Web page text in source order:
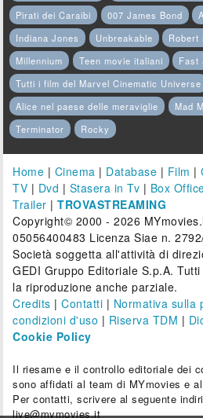
Pirati dei Caraibi
007 James Bond
Indiana Jones
Unbreakable Robert
Millennium
Teen movie italiani
Fast
Tutti i film del Marvel Cinematic Universe
Alice nel paese delle meraviglie
Mad
Terminator
Rocky
Home | Cinema | Database | Film |
TV | Dvd | Stasera in Tv | Box
Trailer |TROVASTREAMING
Copyright© 2000 - 2026
05056400483 Licenza Siae n.
Società soggetta all'attività di
GEDI Gruppo Editoriale S.p.A.
la riproduzione anche parziale.
Credits |Contatti | Normativa sulla
condizioni d'uso | Riserva TDM |
Cookie Policy
Il riesame e il controllo editoriale dei
sono affidati al team di MYmovies e
Per contatti, scrivere al seguente
live@mymovies.it